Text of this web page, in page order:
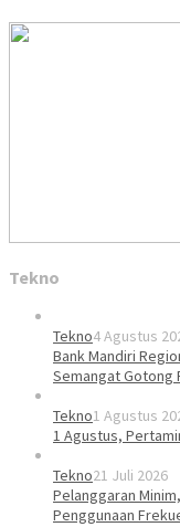
Tekno
Tekno4 Agustus
Bank Mandiri
Semangat Gotong
Tekno1 Agustus
1 Agustus,
Tekno21 Juli 2026
Pelanggaran
Penggunaan